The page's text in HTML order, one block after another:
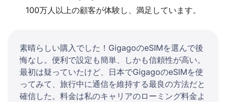
100万人以上の顧客が体験し、満足しています。
素晴らしい購入でした！GigagoのeSIMを選んで後
悔なし。便利で設定も簡単、しかも信頼性が高い。
最初は疑っていたけど、日本でGigagoのeSIMを使
ってみて、旅行中に通信を維持する最良の方法だと
確信した。料金は私のキャリアのローミング料金よ